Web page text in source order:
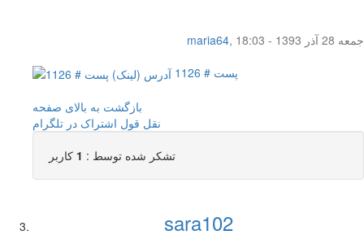
maria64,
جمعه 28 آذر 1393 - 18:03
پست # 1126
بازگشت به بالای صفحه
نقل قول اشتراک در تلگرام
تشکر شده توسط : 1 کاربر
sara102